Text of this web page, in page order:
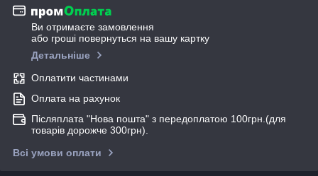
Ви отримаєте замовлення
або гроші повернуться на вашу картку
Детальніше
Оплатити частинами
Оплата на рахунок
Післяплата "Нова пошта" з передоплатою 100грн.(для
товарів дорожче 300грн).
Всі умови оплати